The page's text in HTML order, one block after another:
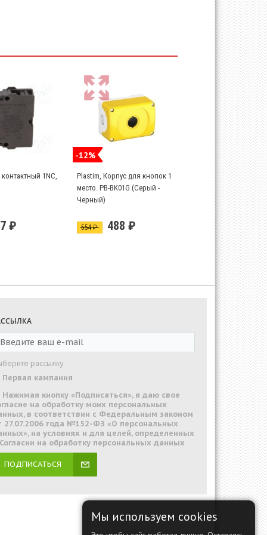
1NC,
₽
-12%
Plastim, Корпус для кнопок 1
место. PB-BK01G (Серый -
Черный)
554 ₽ 488 ₽
рассылку
Первая кампания
Нажимая кнопку «Подписаться», я даю свое
на обработку моих персональных
в соответствии с Федеральным законом
27.07.2006 года №152-ФЗ «О персональных
на условиях и для целей, определенных
на обработку персональных данных
ПОДПИСАТЬСЯ
Мы используем cookies